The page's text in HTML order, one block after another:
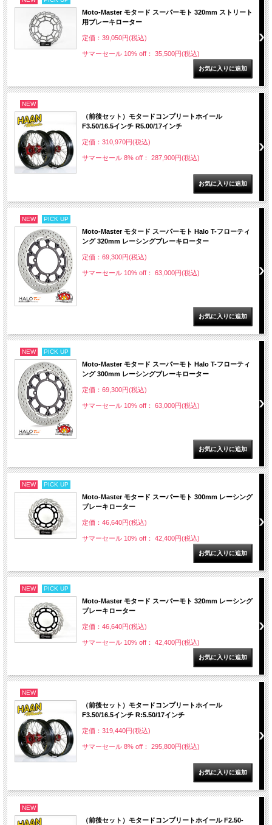
Moto-Master モタード スーパーモト 320mm ストリート
用ブレーキローター
定価：39,050円(税込)
サマーセール 10% off： 35,500円(税込)
NEW
（前後セット）モタードコンプリートホイール
F3.50/16.5インチ R5.00/17インチ
定価：310,970円(税込)
サマーセール 8% off： 287,900円(税込)
NEW PICK UP
Moto-Master モタード スーパーモト Halo T-フローティ
ング 320mm レーシングブレーキローター
定価：69,300円(税込)
サマーセール 10% off： 63,000円(税込)
NEW PICK UP
Moto-Master モタード スーパーモト Halo T-フローティ
ング 300mm レーシングブレーキローター
定価：69,300円(税込)
サマーセール 10% off： 63,000円(税込)
NEW PICK UP
Moto-Master モタード スーパーモト 300mm レーシング
ブレーキローター
定価：46,640円(税込)
サマーセール 10% off： 42,400円(税込)
NEW PICK UP
Moto-Master モタード スーパーモト 320mm レーシング
ブレーキローター
定価：46,640円(税込)
サマーセール 10% off： 42,400円(税込)
NEW
（前後セット）モタードコンプリートホイール
F3.50/16.5インチ R:5.50/17インチ
定価：319,440円(税込)
サマーセール 8% off： 295,800円(税込)
NEW
（前後セット）モタードコンプリートホイール F2.50-